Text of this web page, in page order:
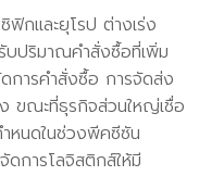
ฟิกและยุโรป ต่างเร่ง
บปริมาณคำสั่งซื้อที่เพิ่ม
การคำสั่งซื้อ การจัดส่ง
ขณะที่ธุรกิจส่วนใหญ่เชื่อ
หนดในช่วงพีคซีซัน
ดการโลจิสติกส์ให้มี